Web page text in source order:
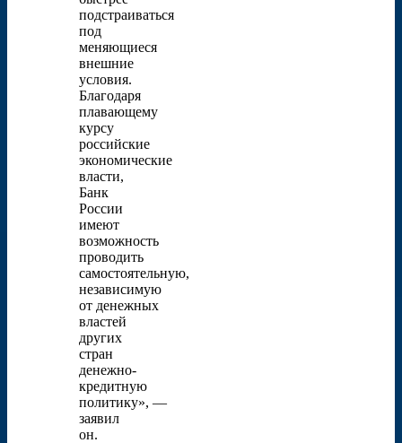
подстраиваться
под
меняющиеся
внешние
условия.
Благодаря
плавающему
курсу
российские
экономические
власти,
Банк
России
имеют
возможность
проводить
самостоятельную,
независимую
от денежных
властей
других
стран
денежно-
кредитную
политику», —
заявил
он.